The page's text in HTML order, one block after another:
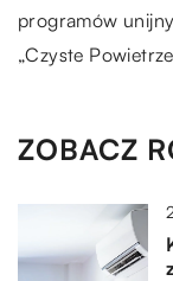
programów
„Czyste
ZOBACZ